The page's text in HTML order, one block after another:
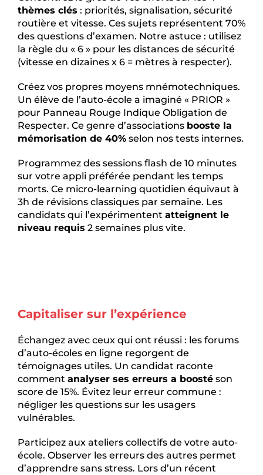
thèmes clés : priorités, signalisation, sécurité
routière et vitesse. Ces sujets représentent 70%
des questions d’examen. Notre astuce : utilisez
la règle du « 6 » pour les distances de sécurité
(vitesse en dizaines x 6 = mètres à respecter).
Créez vos propres moyens mnémotechniques.
Un élève de l’auto-école a imaginé « PRIOR »
pour Panneau Rouge Indique Obligation de
Respecter. Ce genre d’associations booste la
mémorisation de 40%selon nos tests internes.
Programmez des sessions flash de 10 minutes
sur votre appli préférée pendant les temps
morts. Ce micro-learning quotidien équivaut à
3h de révisions classiques par semaine. Les
candidats qui l’expérimentent atteignent le
niveau requis 2 semaines plus vite.
Capitaliser sur l’expérience
Échangez avec ceux qui ont réussi : les forums
d’auto-écoles en ligne regorgent de
témoignages utiles. Un candidat raconte
comment analyser ses erreurs a boostéson
score de 15%. Évitez leur erreur commune :
négliger les questions sur les usagers
vulnérables.
Participez aux ateliers collectifs de votre auto-
école. Observer les erreurs des autres permet
d’apprendre sans stress. Lors d’un récent